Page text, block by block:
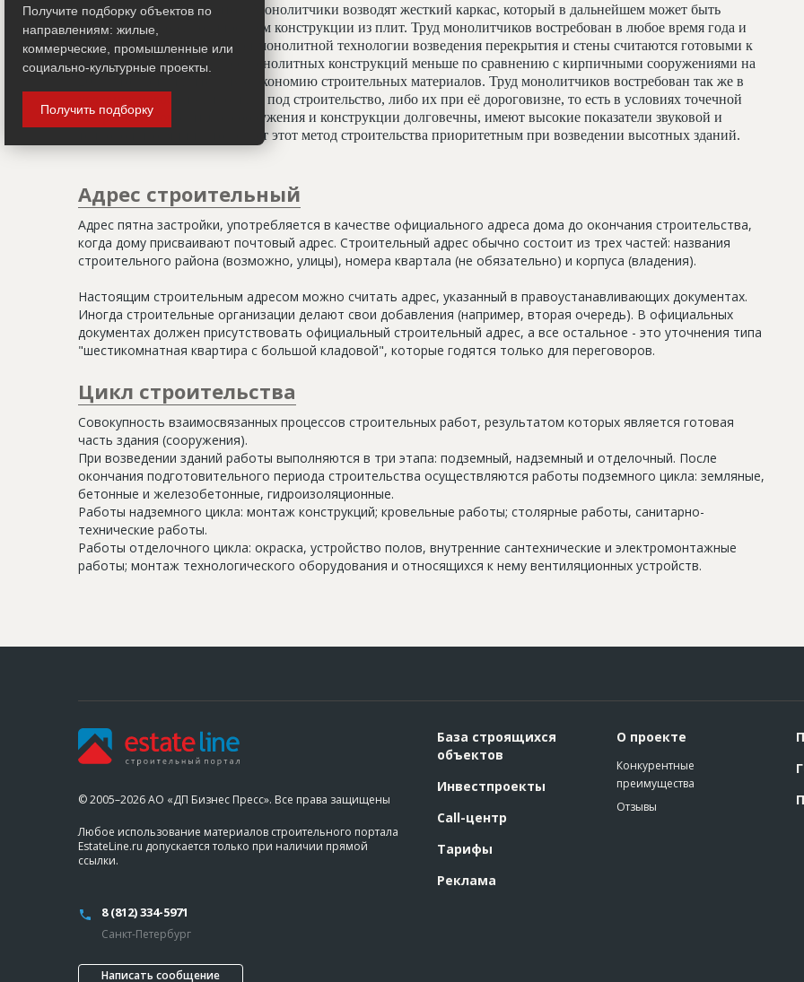
криволинейных элементов. Монолитчики возводят жесткий каркас, который в дальнейшем может быть
использован гораздо шире, чем конструкции из плит. Труд монолитчиков востребован в любое время года и
считается всесезонным. При монолитной технологии возведения перекрытия и стены считаются готовыми к
отделочным работам, а вес монолитных конструкций меньше по сравнению с кирпичными сооружениями на
20%, что даёт значительную экономию строительных материалов. Труд монолитчиков востребован так же в
условиях недостатка площади под строительство, либо их при её дороговизне, то есть в условиях точечной
застройки. Монолитные сооружения и конструкции долговечны, имеют высокие показатели звуковой и
тепловой изоляции, что делает этот метод строительства приоритетным при возведении высотных зданий.
Адрес строительный
Адрес пятна застройки, употребляется в качестве официального адреса дома до окончания строительства,
когда дому присваивают почтовый адрес. Строительный адрес обычно состоит из трех частей: названия
строительного района (возможно, улицы), номера квартала (не обязательно) и корпуса (владения).
Настоящим строительным адресом можно считать адрес, указанный в правоустанавливающих документах.
Иногда строительные организации делают свои добавления (например, вторая очередь). В официальных
документах должен присутствовать официальный строительный адрес, а все остальное - это уточнения типа
"шестикомнатная квартира с большой кладовой", которые годятся только для переговоров.
Цикл строительства
Совокупность взаимосвязанных процессов строительных работ, результатом которых является готовая
часть здания (сооружения).
При возведении зданий работы выполняются в три этапа: подземный, надземный и отделочный. После
окончания подготовительного периода строительства осуществляются работы подземного цикла: земляные,
бетонные и железобетонные, гидроизоляционные.
Работы надземного цикла: монтаж конструкций; кровельные работы; столярные работы, санитарно-
технические работы.
Работы отделочного цикла: окраска, устройство полов, внутренние сантехнические и электромонтажные
работы; монтаж технологического оборудования и относящихся к нему вентиляционных устройств.
© 2005–2026 АО «ДП Бизнес Пресс». Все права защищены
Любое использование материалов строительного портала
EstateLine.ru допускается только при наличии прямой
ссылки.
8 (812) 334-5971
Санкт-Петербург
Написать сообщение
База строящихся
объектов
Инвестпроекты
Call-центр
Тарифы
Реклама
О проекте
Конкурентные
преимущества
Отзывы
Получите подборку объектов по
направлениям: жилые,
коммерческие, промышленные или
социально-культурные проекты.
Получить подборку